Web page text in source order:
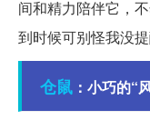
间和精力陪伴它，
到时候可别怪我没提
仓鼠 ：小巧的“